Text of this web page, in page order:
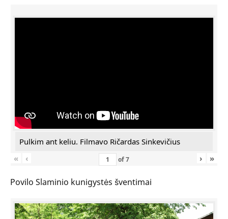
Pulkim ant keliu. Filmavo Ričardas Sinkevičius
«
‹ of7 › »
Povilo Slaminio kunigystės šventimai